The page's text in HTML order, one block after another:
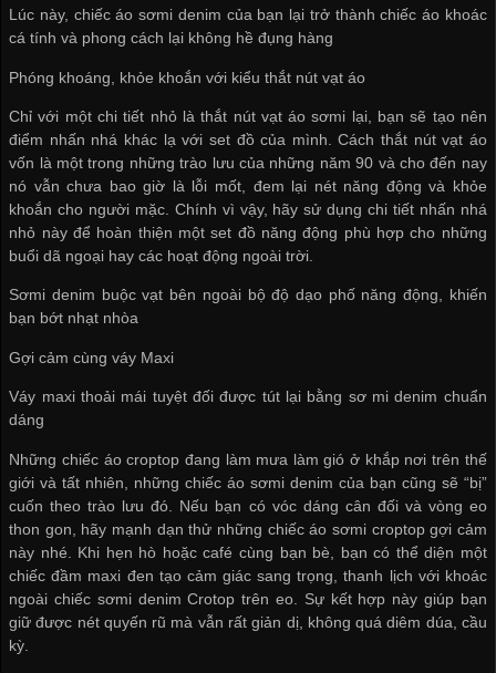
Lúc này, chiếc áo sơmi denim của bạn lại trở thành chiếc áo khoác
cá tính và phong cách lại không hề đụng hàng
Phóng khoáng, khỏe khoắn với kiểu thắt nút vạt áo
Chỉ với một chi tiết nhỏ là thắt nút vạt áo sơmi lại, bạn sẽ tạo nên
điểm nhấn nhá khác lạ với set đồ của mình. Cách thắt nút vạt áo
vốn là một trong những trào lưu của những năm 90 và cho đến nay
nó vẫn chưa bao giờ là lỗi mốt, đem lại nét năng động và khỏe
khoắn cho người mặc. Chính vì vậy, hãy sử dụng chi tiết nhấn nhá
nhỏ này để hoàn thiện một set đồ năng động phù hợp cho những
buổi dã ngoại hay các hoạt động ngoài trời.
Sơmi denim buộc vạt bên ngoài bộ độ dạo phố năng động, khiến
bạn bớt nhạt nhòa
Gợi cảm cùng váy Maxi
Váy maxi thoải mái tuyệt đối được tút lại bằng sơ mi denim chuẩn
dáng
Những chiếc áo croptop đang làm mưa làm gió ở khắp nơi trên thế
giới và tất nhiên, những chiếc áo sơmi denim của bạn cũng sẽ “bị”
cuốn theo trào lưu đó. Nếu bạn có vóc dáng cân đối và vòng eo
thon gon, hãy mạnh dạn thử những chiếc áo sơmi croptop gợi cảm
này nhé. Khi hẹn hò hoặc café cùng bạn bè, bạn có thể diện một
chiếc đầm maxi đen tạo cảm giác sang trọng, thanh lịch với khoác
ngoài chiếc sơmi denim Crotop trên eo. Sự kết hợp này giúp bạn
giữ được nét quyến rũ mà vẫn rất giản dị, không quá diêm dúa, cầu
kỳ.